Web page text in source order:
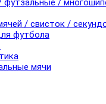
футзальные /
/ свисток /
футбола
мячи